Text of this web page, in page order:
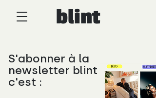
blint
S'abonner à la
newsletter blint
c'est :